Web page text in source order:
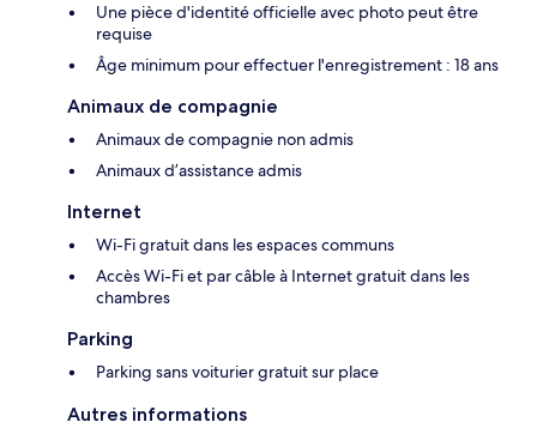
Une pièce d'identité officielle avec photo peut être
requise
Âge minimum pour effectuer l'enregistrement : 18 ans
Animaux de compagnie
Animaux de compagnie non admis
Animaux d’assistance admis
Internet
Wi-Fi gratuit dans les espaces communs
Accès Wi-Fi et par câble à Internet gratuit dans les
chambres
Parking
Parking sans voiturier gratuit sur place
Autres informations